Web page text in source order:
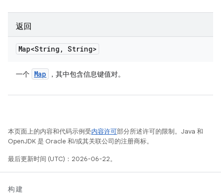
返回
Map<String , String>
一个 Map ，其中包含信息键值对。
本页面上的内容和代码示例受内容许可部分所述许可的限制。Java 和
OpenJDK 是 Oracle 和/或其关联公司的注册商标。
最后更新时间 (UTC)：2026-06-22。
构建